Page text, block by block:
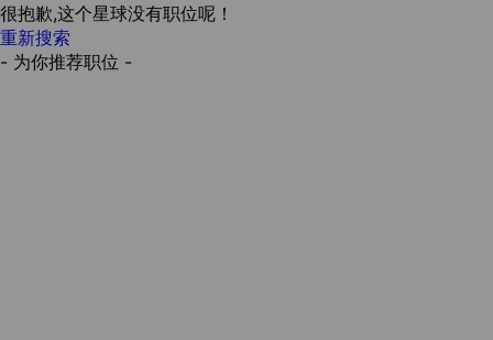
很抱歉,这个星球没有职位呢！
重新搜索
- 为你推荐职位 -